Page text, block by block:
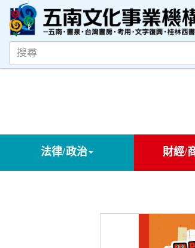
法律/政治 財經/